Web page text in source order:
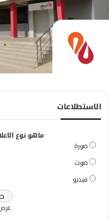
الاستطلاعات
ماهو نوع
صورة
صوت
فيديو